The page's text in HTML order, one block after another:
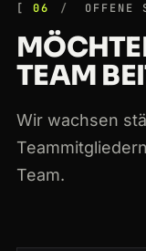
06 OFFENE
TEAM
Wir wachsen
Team.